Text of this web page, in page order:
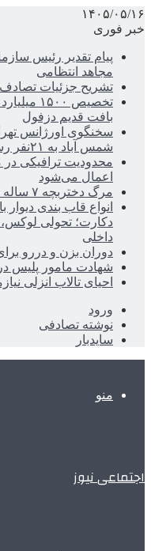
۱۴۰۵/۰۵/۱۶
خبر فوری
پیام تقدیر رئیس
مجاهد انتظامی
تشریح جزئیات تصادف ۱۲ خودرو با ۱۹ مصدوم
تخصیص
بافت قدیم دزفول
سخنگوی اورژانس
شمس آباد به ۲۱نفر رسید
محدودیت ترافیکی در
اعمال می‌شود
مرگ دختربچه ۷ ساله در پارک اسلامشهر
انواع قاب بندی
دکارت؛ تحولی
داخلی
دوران بزن و دررو
شهادت مامور پلیس
احیای تالاب انزلی
ورود
نوشته تصادفی
سایدبار
منو
اجتماعی نیوز